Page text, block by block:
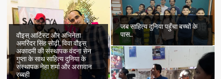
वौइस् आर्टिस्ट और अभिनेता
अमरिंदर सिंह सोढ़ी, विवा वौइस्
अकादमी की संस्थापक वंदना सेन
गुप्ता के साथ साहित्य दुनिया के
संस्थापक नेहा शर्मा और अरग़वान
रब्बही
जब साहित्य दुनिया पहुँचा बच्चों के
पास..